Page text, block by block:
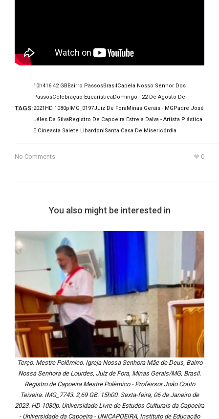
TAGS:
10h41 6.42 GB Bairro PassosBrasil Capela Nosso Senhor Dos
PassosCelebração Eucarística Domingo - 22 De Agosto De
2021 HD 1080p IMG_0197Juiz De Fora Minas Gerais - MG Padre José
Léles Da Silva Registro De Capoeira Estrela Dalva - Artista Plástica
E Cineasta Salete LibardoniSanta Casa De Misericórdia
No Comments 0
You also might be interested in
Terço. Mestre Polêmico. Igreja Nossa Senhora Mãe de Deus, Bairro
Nossa Senhora de Lourdes, Juiz de Fora, Minas Gerais/MG, Brasil.
Registro de Capoeira Mestre Polêmico - Professor João Couto
Teixeira. IMG_7743. 2,69 GB. 15h00. Sexta-feira, 06 de Janeiro de
2023. HD 1080p. Universidade Livre de Estudos Culturais da Capoeira
- Universidade da Capoeira - UNICAPOEIRA, Instituto de Educação